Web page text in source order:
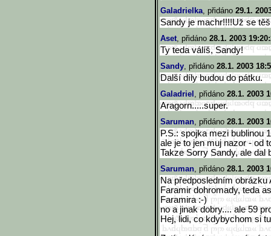
Galadrielka, přidáno 29.1.
Sandy je machr!!!!Už se
Aset, přidáno 28.1. 2003
Ty teda válíš, Sandy!
Sandy, přidáno 28.1. 2003
Další díly budou do pátku.
Galadriel , přidáno 28.1. 2003
Aragorn.....super.
Saruman, přidáno 28.1. 2003
P.S.: spojka mezi bublinou
ale je to jen muj nazor - od
Takze Sorry Sandy, ale dal
Saruman, přidáno 28.1. 2003
Na předposledním obrázku
Faramir dohromady, teda
Faramira :-)
no a jinak dobry.... ale 59
Hej, lidi, co kdybychom si